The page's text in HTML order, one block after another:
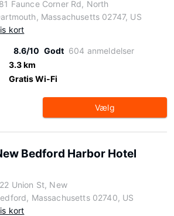
Faunce Corner Rd, North
Massachusetts 02747, US
kort
8.6/10 Godt 604 anmeldelser
3.3 km
Gratis Wi-Fi
Vælg
Bedford Harbor Hotel
Union St, New
Massachusetts 02740, US
kort